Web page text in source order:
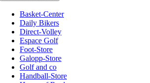
Basket-Center
Daily Bikers
Direct-Volley
Espace Golf
Foot-Store
Galopp-Store
Golf and co
Handball-Store